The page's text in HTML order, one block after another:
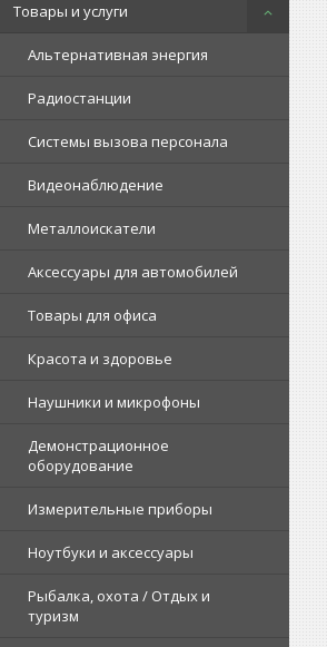
Товары и услуги
Альтернативная энергия
Радиостанции
Системы вызова персонала
Видеонаблюдение
Металлоискатели
Аксессуары для автомобилей
Товары для офиса
Красота и здоровье
Наушники и микрофоны
Демонстрационное
оборудование
Измерительные приборы
Ноутбуки и аксессуары
Рыбалка, охота / Отдых и
туризм